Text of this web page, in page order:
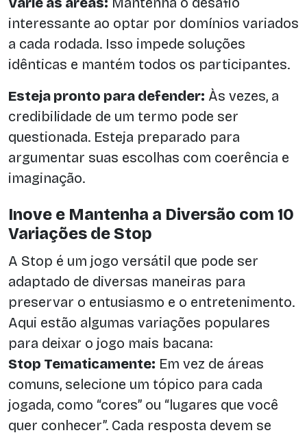
interessante ao optar por domínios variados
a cada rodada. Isso impede soluções
idênticas e mantém todos os participantes.
Esteja pronto para defender: Às vezes, a
credibilidade de um termo pode ser
questionada. Esteja preparado para
argumentar suas escolhas com coerência e
imaginação.
Inove e Mantenha a Diversão com 10
Variações de Stop
A Stop é um jogo versátil que pode ser
adaptado de diversas maneiras para
preservar o entusiasmo e o entretenimento.
Aqui estão algumas variações populares
para deixar o jogo mais bacana:
Stop Tematicamente: Em vez de áreas
comuns, selecione um tópico para cada
jogada, como “cores” ou “lugares que você
quer conhecer”. Cada resposta devem se